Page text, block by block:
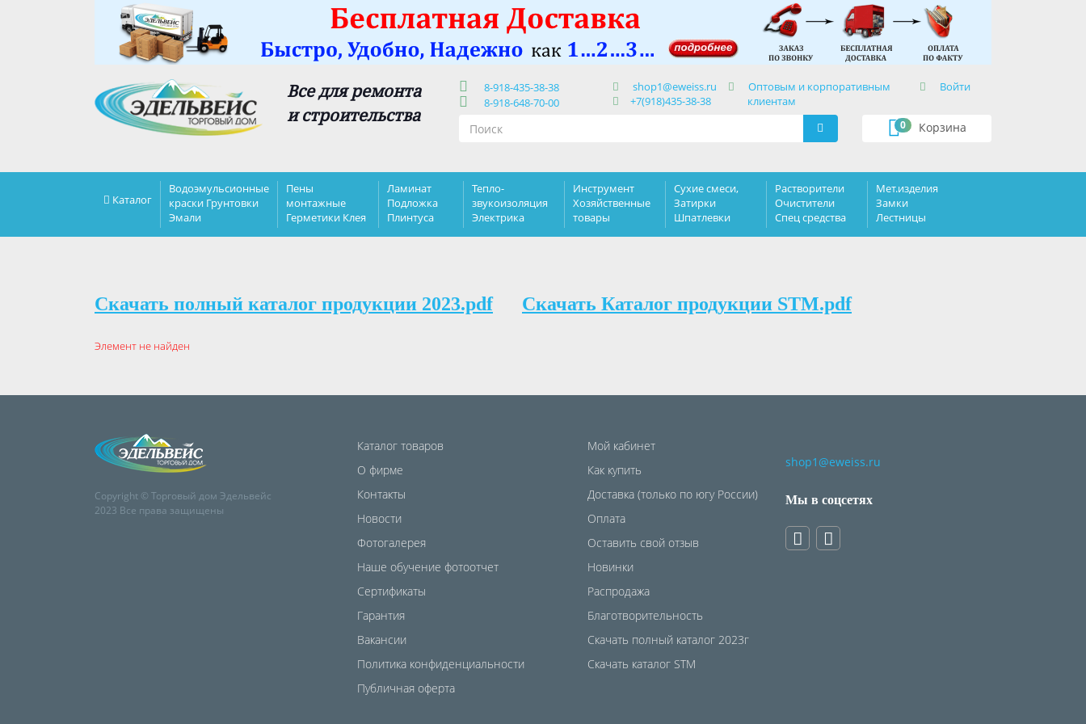
Все для ремонта
и строительства
8-918-435-38-38
8-918-648-70-00
shop1@eweiss.ru
+7(918)435-38-38
Оптовым и корпоративным
клиентам
Войти
Корзина
0
Каталог
Водоэмульсионные
краски Грунтовки
Эмали
Пены
монтажные
Герметики Клея
Ламинат
Подложка
Плинтуса
Тепло-
звукоизоляция
Электрика
Инструмент
Хозяйственные
товары
Сухие смеси,
Затирки
Шпатлевки
Растворители
Очистители
Спец средства
Мет.изделия
Замки
Лестницы
Скачать полный каталог продукции 2023.pdf Скачать Каталог продукции STM.pdf
Элемент не найден
Copyright © Торговый дом Эдельвейс
2023 Все права защищены
Каталог товаров
О фирме
Контакты
Новости
Фотогалерея
Наше обучение фотоотчет
Сертификаты
Гарантия
Вакансии
Политика конфиденциальности
Публичная оферта
Мой кабинет
Как купить
Доставка (только по югу России)
Оплата
Оставить свой отзыв
Новинки
Распродажа
Благотворительность
Скачать полный каталог 2023г
Скачать каталог STM
shop1@eweiss.ru
Мы в соцсетях